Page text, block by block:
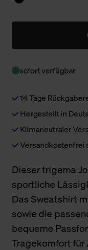
sofort verfügbar
14 Tage
Hergestellt in
Klimaneutraler
Versandkostenfrei
Dieser trigema
sportliche
Das Sweatshirt
sowie die
bequeme
Tragekomfort für